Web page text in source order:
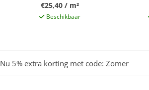
€25,40 / m²
Beschikbaar
Nu 5% extra korting met code: Zomer